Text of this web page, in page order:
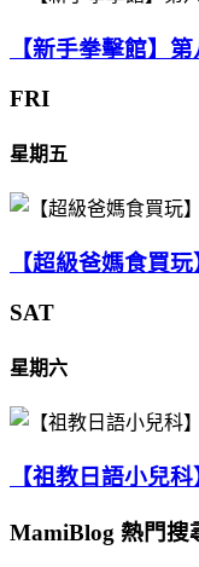
【新手拳擊館】
FRI
星期五
【超級爸媽食買
SAT
星期六
【祖教日語小兒
MamiBlog 熱門搜